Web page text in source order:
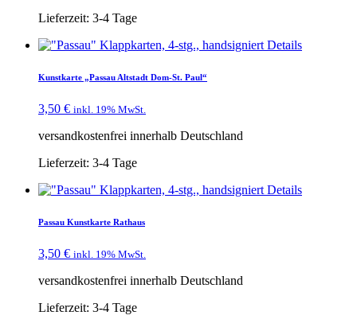
Lieferzeit: 3-4 Tage
Details
Kunstkarte „Passau Altstadt Dom-St. Paul“
3,50 € inkl. 19% MwSt.
versandkostenfrei innerhalb Deutschland
Lieferzeit: 3-4 Tage
Details
Passau Kunstkarte Rathaus
3,50 € inkl. 19% MwSt.
versandkostenfrei innerhalb Deutschland
Lieferzeit: 3-4 Tage